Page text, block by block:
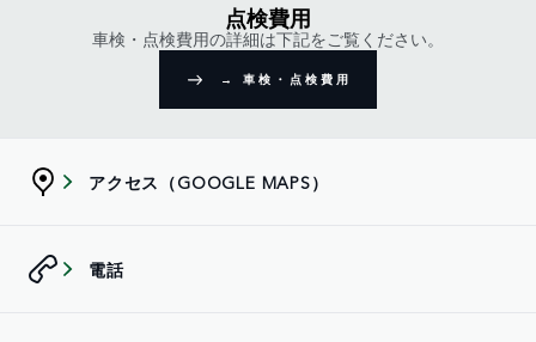
点検費用
車検・点検費用の詳細は下記をご覧ください。
→ 車検・点検費用
アクセス（GOOGLE MAPS）
電話